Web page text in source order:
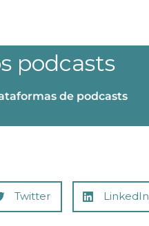
podcasts
de podcasts
Twitter LinkedIn